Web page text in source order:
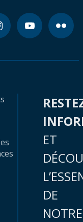
ET
DE
NOTRE